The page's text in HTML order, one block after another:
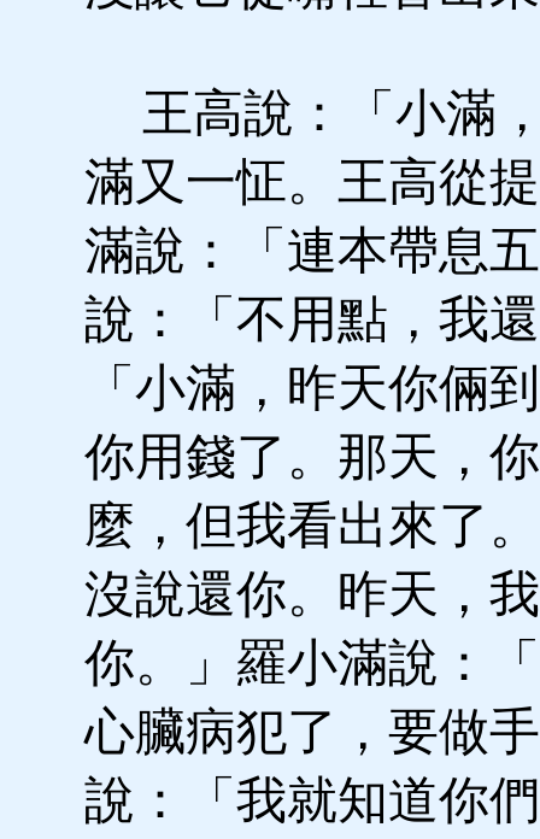
王高說：「小滿
滿又一怔。王高從
滿說：「連本帶息
說：「不用點，我
「小滿，昨天你倆
你用錢了。那天，
麼，但我看出來了
沒說還你。昨天，
你。」羅小滿說：
心臟病犯了，要做
說：「我就知道你